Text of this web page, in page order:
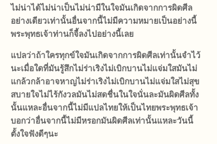
ไม่น่าได้ไม่น่าเป็นไม่น่ามีในใจมันเกิดจากการผิดศีล
อย่างเดียวเท่านั้นอื่นจากนี้ไม่มีความหมายเป็นอย่างนี้
พระพุทธเจ้าท่านก็จี้ลงไปอย่างนี้เลย
แปลว่าถ้าใครทุกข์ใจมันเกิดจากการผิดศีลเท่านั้นจำไว้
นะเมื่อใดที่มันรู้สึกไม่ร่าเริงไม่เบิกบานไม่แจ่มใสมันไม่
แกล้วกล้าอาจหาญไม่ร่าเริงไม่เบิกบานไม่แจ่มใสไม่สุข
สบายใจไม่ไร้กังวลมันไม่สดชื่นในใจนั่นละมันผิดศีลทั้ง
นั้นแหละอื่นจากนี้ไม่มีแปลไทยให้เป็นไทยพระพุทธเจ้า
บอกว่าอื่นจากนี้ไม่มีหรอกมันผิดศีลเท่านั้นแหละวันนี้
ตั้งใจฟังดีๆนะ